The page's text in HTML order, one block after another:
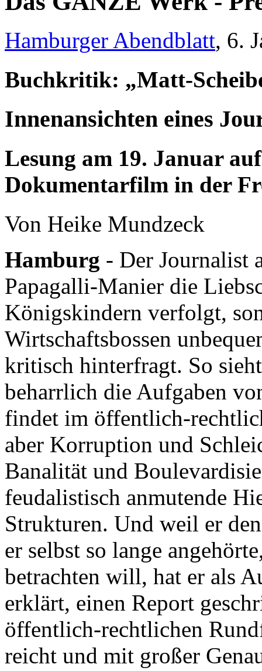
Hamburger Abendblatt, 6.
Buchkritik: „Matt-
Innenansichten eines
Lesung am 19. Januar
Dokumentarfilm in der
Von Heike Mundzeck
Hamburg - Der Journalist
Papagalli-Manier die
Königskindern verfolgt,
Wirtschaftsbossen
kritisch hinterfragt. So
beharrlich die Aufgaben
findet im öffentlich-
aber Korruption und
Banalität und
feudalistisch anmutende
Strukturen. Und weil er
er selbst so lange
betrachten will, hat er als
erklärt, einen Report
öffentlich-rechtlichen
reicht und mit großer